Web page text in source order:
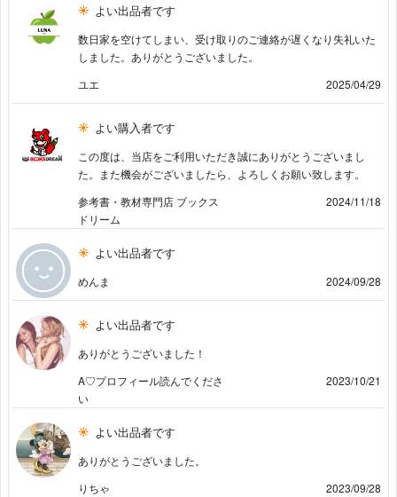
よい出品者です
数日家を空けてしまい、受け取りのご連絡が遅くなり失礼いた
しました。ありがとうございました。
ユエ
2025/04/29
よい購入者です
この度は、当店をご利用いただき誠にありがとうございまし
た。また機会がございましたら、よろしくお願い致します。
参考書・教材専門店 ブックス
ドリーム
2024/11/18
よい出品者です
めんま 2024/09/28
よい出品者です
ありがとうございました！
A♡プロフィール読んでくださ
い
2023/10/21
よい出品者です
ありがとうございました。
りちゃ
2023/09/28